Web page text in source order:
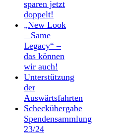
sparen jetzt
doppelt!
„New Look
– Same
Legacy“ –
das können
wir auch!
Unterstützung
der
Auswärtsfahrten
Scheckübergabe
Spendensammlung
23/24